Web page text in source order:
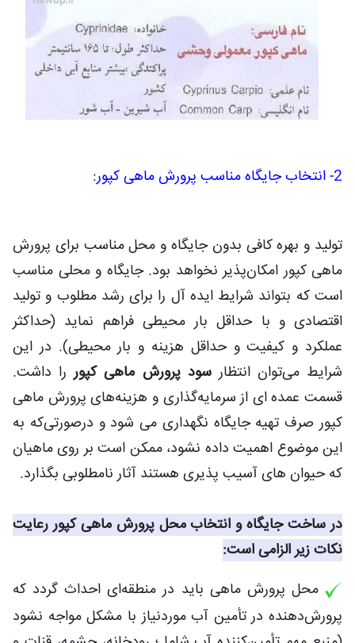
2- انتخاب جایگاه مناسب پرورش ماهی کپور:
تولید و بهره کافی بدون جایگاه و محل مناسب برای پرورش
ماهی کپور امکان‌پذیر نخواهد بود. جایگاه و محلی مناسب
است که بتواند شرایط ایده آل را برای رشد مطلوب و تولید
اقتصادی و با حداقل بار محیطی فراهم نماید (حداکثر
عملکرد و کیفیت و حداقل هزینه و بار محیطی). در این
شرایط می‌توان انتظارسود پرورش ماهی کپوررا داشت.
قسمت عمده ای از سرمایه‌گذاری و هزینه‌های پرورش ماهی
کپور صرف تهیه جایگاه نگهداری می شود و درصورتی‌که به
این موضوع اهمیت داده نشود، ممکن است بر روی ماهیان
که حیوان های آسیب پذیری هستند آثار نامطلوبی بگذارد.
در ساخت جایگاه و انتخاب محل پرورش ماهی کپور رعایت
نکات زیر الزامی است:
محل پرورش ماهی باید در منطقه‌ای احداث گردد که
پرورش‌دهنده در تأمین آب موردنیاز با مشکل مواجه نشود